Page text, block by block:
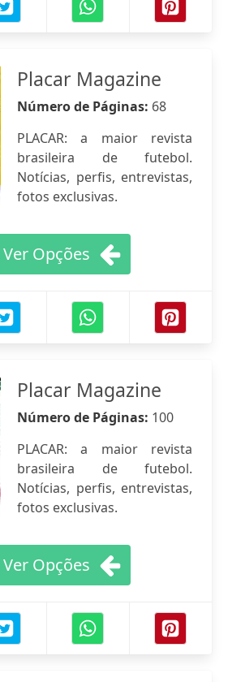
Placar Magazine
Número de Páginas: 68
PLACAR: a maior revista
brasileira de futebol.
Notícias, perfis, entrevistas,
fotos exclusivas.
Ver Opções
Placar Magazine
Número de Páginas: 100
PLACAR: a maior revista
brasileira de futebol.
Notícias, perfis, entrevistas,
fotos exclusivas.
Ver Opções